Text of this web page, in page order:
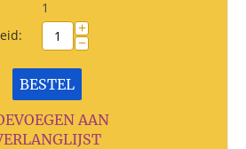
1
+
−
BESTEL
AAN